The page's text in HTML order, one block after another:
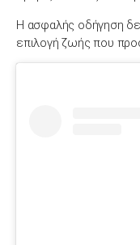
Η ασφαλής οδήγηση
επιλογή ζωής που